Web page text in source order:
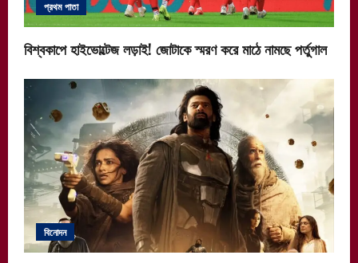
প্রথম পাতা
বিশ্বকাপে হাইভোল্টেজ লড়াই! জোটাকে স্মরণ করে মাঠে নামছে পর্তুগাল
বিনোদন